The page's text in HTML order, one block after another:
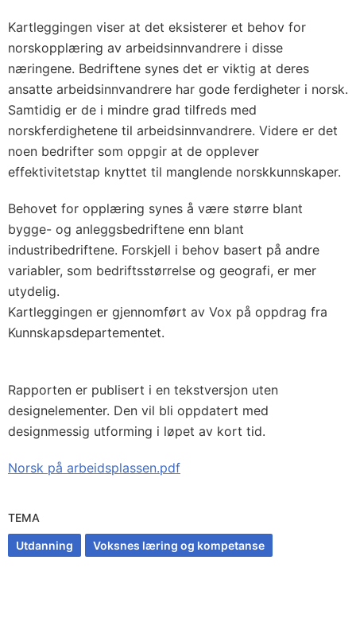
Kartleggingen viser at det eksisterer et behov for
norskopplæring av arbeidsinnvandrere i disse
næringene. Bedriftene synes det er viktig at deres
ansatte arbeidsinnvandrere har gode ferdigheter i norsk.
Samtidig er de i mindre grad tilfreds med
norskferdighetene til arbeidsinnvandrere. Videre er det
noen bedrifter som oppgir at de opplever
effektivitetstap knyttet til manglende norskkunnskaper.
Behovet for opplæring synes å være større blant
bygge- og anleggsbedriftene enn blant
industribedriftene. Forskjell i behov basert på andre
variabler, som bedriftsstørrelse og geografi, er mer
utydelig.
Kartleggingen er gjennomført av Vox på oppdrag fra
Kunnskapsdepartementet.
Rapporten er publisert i en tekstversjon uten
designelementer. Den vil bli oppdatert med
designmessig utforming i løpet av kort tid.
Norsk på arbeidsplassen.pdf
TEMA
Utdanning Voksnes læring og kompetanse